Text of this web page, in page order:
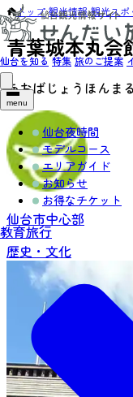
仙台を知る 特集 旅のご提案
menu
仙台夜時間
モデルコース
エリアガイド
お知らせ
お得なチケット
教育旅行
トップ›観光情報›観光スポ
青葉城本丸会
あおばじょうほんま
仙台市中心部
歴史・文化